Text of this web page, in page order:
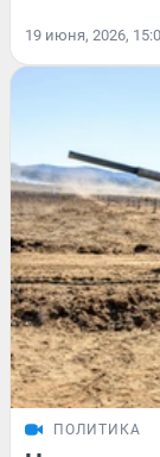
19 июня, 2026,
ПОЛИТИКА